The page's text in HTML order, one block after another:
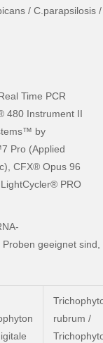
/ C.parapsilosis /
Time PCR
480 Instrument II
by
Pro (Applied
CFX® Opus 96
PRO
geeignet sind,
rubrum /